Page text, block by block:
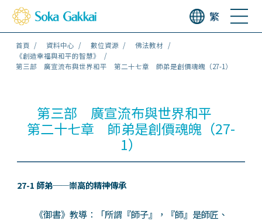
繁
首頁 資料中心 數位資源
佛法教材
《創造幸福與和平的智慧》
第三部 廣宣流布與世界和平 第二十七章 師弟是創價魂魄（27-1）
第三部 廣宣流布與世界和平
第二十七章 師弟是創價魂魄（27-
1）
27-1 師弟──崇高的精神傳承
《御書》教導：「所謂『師子』，『師』是師匠、